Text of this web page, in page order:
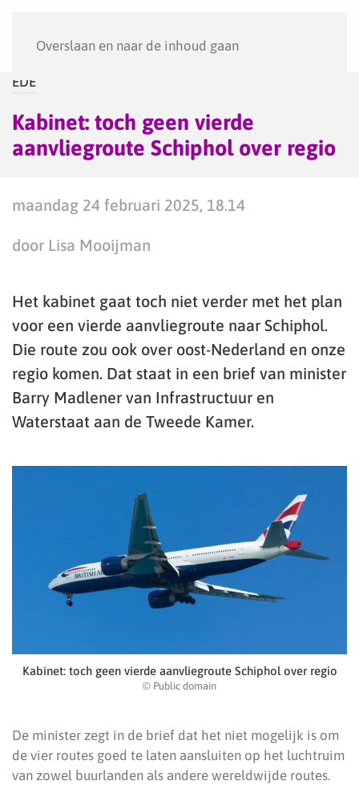
Overslaan en naar de inhoud gaan
EDE
Kabinet: toch geen vierde
aanvliegroute Schiphol over regio
maandag 24 februari 2025, 18.14
door Lisa Mooijman
Het kabinet gaat toch niet verder met het plan
voor een vierde aanvliegroute naar Schiphol.
Die route zou ook over oost-Nederland en onze
regio komen. Dat staat in een brief van minister
Barry Madlener van Infrastructuur en
Waterstaat aan de Tweede Kamer.
Kabinet: toch geen vierde aanvliegroute Schiphol over regio
© Public domain
De minister zegt in de brief dat het niet mogelijk is om
de vier routes goed te laten aansluiten op het luchtruim
van zowel buurlanden als andere wereldwijde routes.